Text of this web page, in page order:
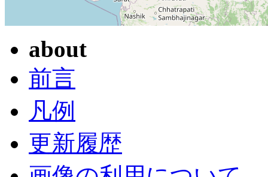
about
前言
凡例
更新履歴